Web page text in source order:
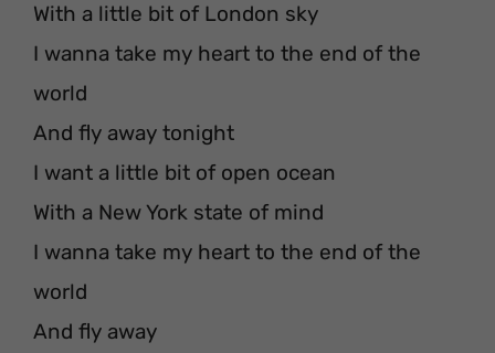
With a little bit of London sky
I wanna take my heart to the end of the
world
And fly away tonight
I want a little bit of open ocean
With a New York state of mind
I wanna take my heart to the end of the
world
And fly away